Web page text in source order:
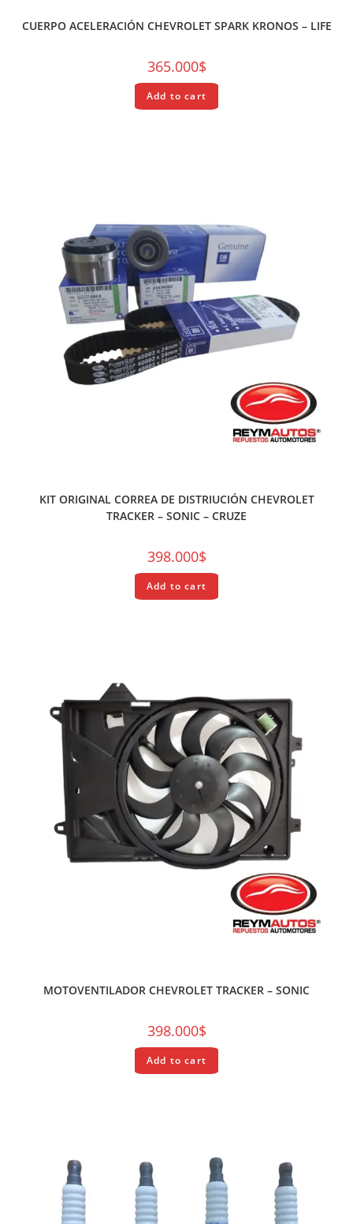
CUERPO ACELERACIÓN CHEVROLET SPARK KRONOS – LIFE
365.000$
Add to cart
KIT ORIGINAL CORREA DE DISTRIUCIÓN CHEVROLET
TRACKER – SONIC – CRUZE
398.000$
Add to cart
MOTOVENTILADOR CHEVROLET TRACKER – SONIC
398.000$
Add to cart